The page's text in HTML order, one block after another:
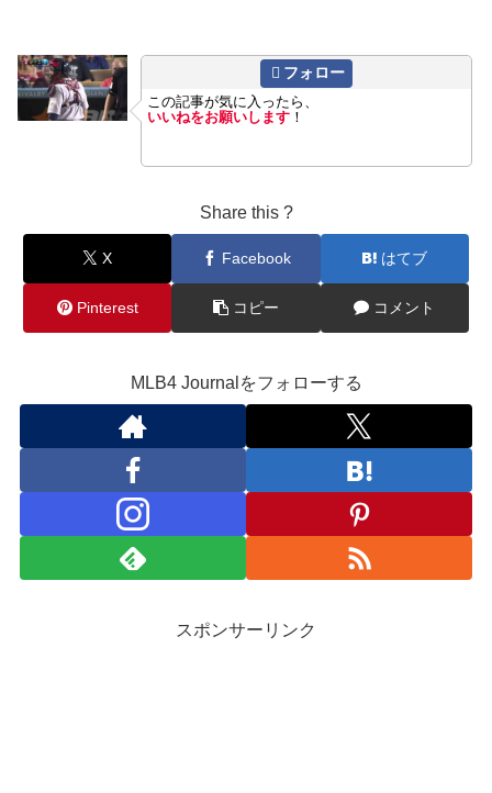
フォロー
この記事が気に入ったら、
いいねをお願いします ！
Share this ?
X Facebook はてブ
Pinterest コピー コメント
MLB4 Journalをフォローする
スポンサーリンク